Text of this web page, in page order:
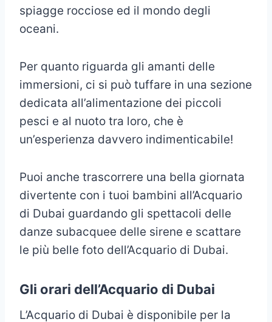
spiagge rocciose ed il mondo degli
oceani.
Per quanto riguarda gli amanti delle
immersioni, ci si può tuffare in una sezione
dedicata all’alimentazione dei piccoli
pesci e al nuoto tra loro, che è
un’esperienza davvero indimenticabile!
Puoi anche trascorrere una bella giornata
divertente con i tuoi bambini all’Acquario
di Dubai guardando gli spettacoli delle
danze subacquee delle sirene e scattare
le più belle foto dell’Acquario di Dubai.
Gli orari dell’Acquario di Dubai
L’Acquario di Dubai è disponibile per la